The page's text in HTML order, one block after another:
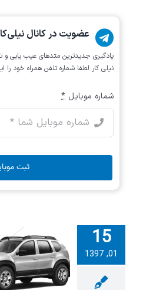
15
01, 1397ویژه ی
داستر مدل
2015 با دیاگ جی
عضویت در کانال
یادگیری جدیدترین متد‌های عیب یابی‌ و
نیلی کار لطفا شماره تلفن همراه خود را
شماره موبایل *
ثبت